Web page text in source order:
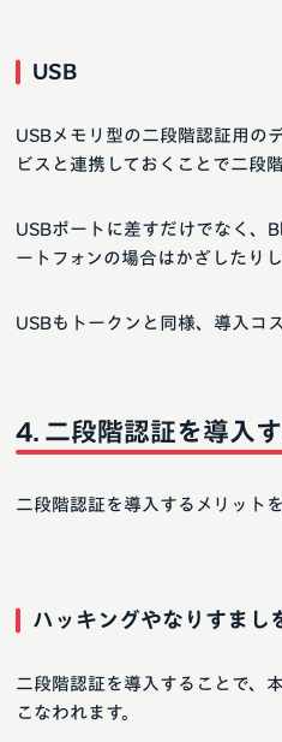
USB
USBメモリ型の二段階認証用の
ビスと連携しておくことで二段
USBポートに差すだけでなく、
ートフォンの場合はかざしたり
USBもトークンと同様、導入コ
二段階認証を導入
二段階認証を導入するメリットを
ハッキングやなりすまし
二段階認証を導入することで、
こなわれます。